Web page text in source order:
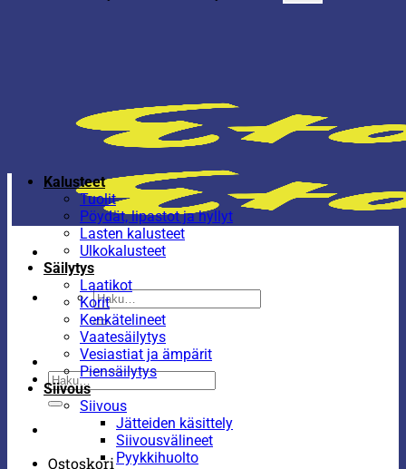
Etsi:
Etsi:
Ostoskori
Kalusteet
Tuolit
Pöydät, lipastot ja hyllyt
Lasten kalusteet
Ulkokalusteet
Säilytys
Laatikot
Korit
Kenkätelineet
Vaatesäilytys
Vesiastiat ja ämpärit
Piensäilytys
Siivous
Siivous
Jätteiden käsittely
Siivousvälineet
Pyykkihuolto